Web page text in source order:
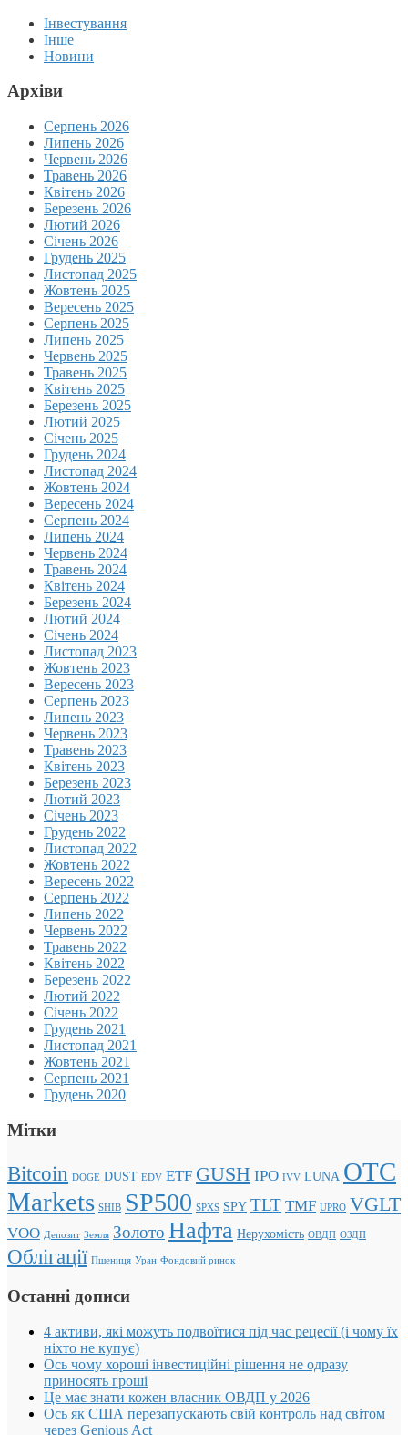
Інвестування
Інше
Новини
Архіви
Серпень 2026
Липень 2026
Червень 2026
Травень 2026
Квітень 2026
Березень 2026
Лютий 2026
Січень 2026
Грудень 2025
Листопад 2025
Жовтень 2025
Вересень 2025
Серпень 2025
Липень 2025
Червень 2025
Травень 2025
Квітень 2025
Березень 2025
Лютий 2025
Січень 2025
Грудень 2024
Листопад 2024
Жовтень 2024
Вересень 2024
Серпень 2024
Липень 2024
Червень 2024
Травень 2024
Квітень 2024
Березень 2024
Лютий 2024
Січень 2024
Листопад 2023
Жовтень 2023
Вересень 2023
Серпень 2023
Липень 2023
Червень 2023
Травень 2023
Квітень 2023
Березень 2023
Лютий 2023
Січень 2023
Грудень 2022
Листопад 2022
Жовтень 2022
Вересень 2022
Серпень 2022
Липень 2022
Червень 2022
Травень 2022
Квітень 2022
Березень 2022
Лютий 2022
Січень 2022
Грудень 2021
Листопад 2021
Жовтень 2021
Серпень 2021
Грудень 2020
Мітки
Bitcoin DOGE DUST EDV ETF GUSH IPO IVV LUNA OTC
Markets SHIB SP500 SPXS SPY TLT TMF UPRO VGLT
VOO Депозит Земля Золото Нафта Нерухомість ОВДП ОЗДП
Облігації Пшениця Уран Фондовий ринок
Останні дописи
4 активи, які можуть подвоїтися під час рецесії (і чому їх
ніхто не купує)
Ось чому хороші інвестиційні рішення не одразу
приносять гроші
Це має знати кожен власник ОВДП у 2026
Ось як США перезапускають свій контроль над світом
через Genious Act